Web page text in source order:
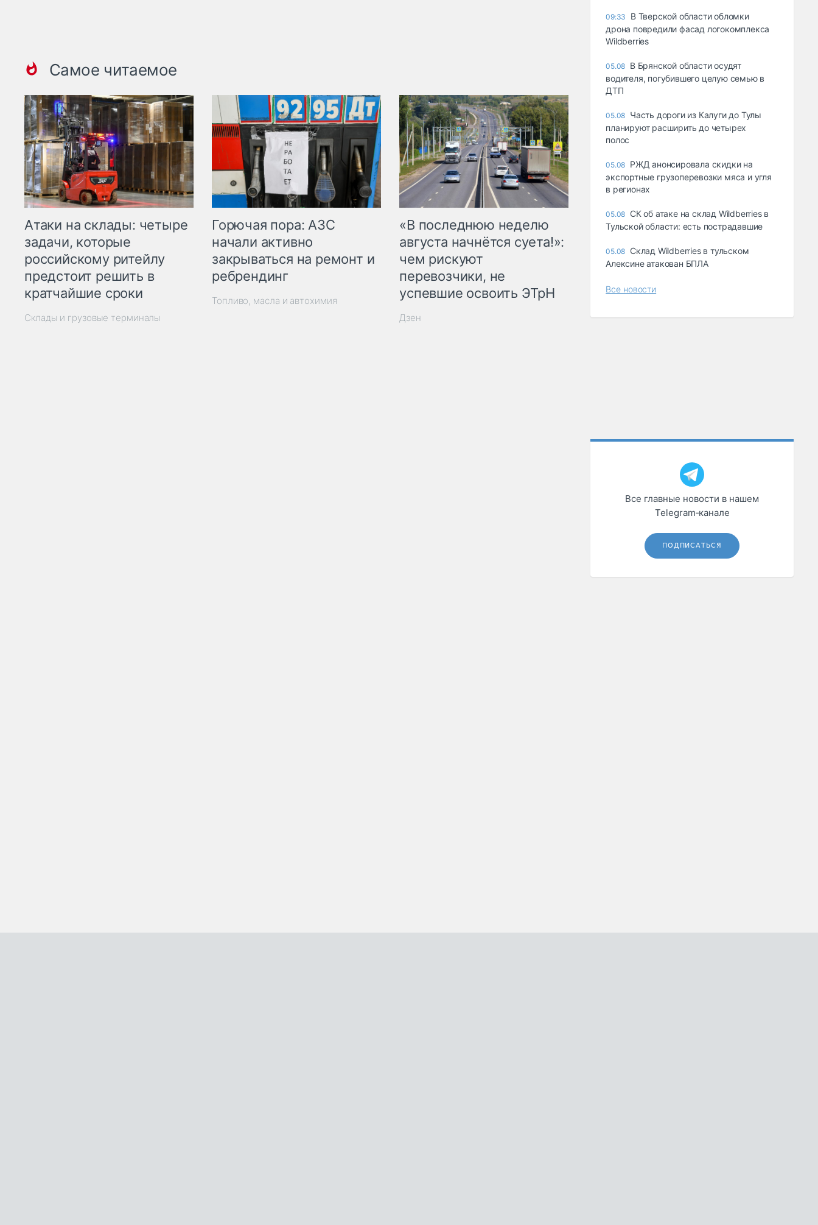
Самое читаемое
Атаки на склады: четыре
задачи, которые
российскому ритейлу
предстоит решить в
кратчайшие сроки
Склады и грузовые терминалы
Горючая пора: АЗС
начали активно
закрываться на ремонт и
ребрендинг
Топливо, масла и автохимия
«В последнюю неделю
августа начнётся суета!»:
чем рискуют
перевозчики, не
успевшие освоить ЭТрН
Дзен
09:33
В Тверской области обломки
дрона повредили фасад логокомплекса
Wildberries
05.08 В Брянской области осудят
водителя, погубившего целую семью в
ДТП
05.08 Часть дороги из Калуги до Тулы
планируют расширить до четырех
полос
05.08 РЖД анонсировала скидки на
экспортные грузоперевозки мяса и угля
в регионах
05.08 СК об атаке на склад Wildberries в
Тульской области: есть пострадавшие
05.08 Склад Wildberries в тульском
Алексине атакован БПЛА
Все новости
Все главные новости в нашем
Telegram‑канале
ПОДПИСАТЬСЯ